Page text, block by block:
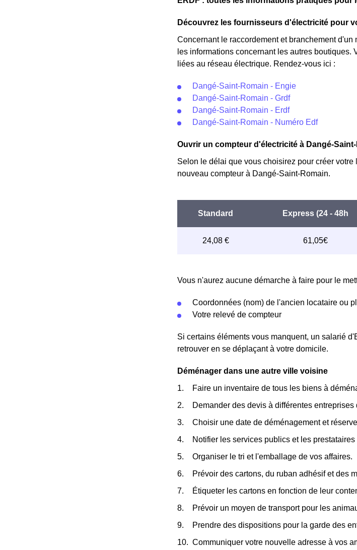
Découvrez les fournisseurs d'électricité pour
Concernant le raccordement et branchement
les informations concernant les autres
liées au réseau électrique. Rendez-vous ici :
Dangé-Saint-Romain - Engie
Dangé-Saint-Romain - Grdf
Dangé-Saint-Romain - Erdf
Dangé-Saint-Romain - Numéro Edf
Ouvrir un compteur d'électricité à Dangé-
Selon le délai que vous choisirez pour créer
nouveau compteur à Dangé-Saint-Romain.
Vous n'aurez aucune démarche à faire pour le
Coordonnées (nom) de l'ancien locataire ou
Votre relevé de compteur
Si certains éléments vous manquent, un salarié
retrouver en se déplaçant à votre domicile.
Déménager dans une autre ville voisine
Faire un inventaire de tous les biens à
Demander des devis à différentes entreprises
Choisir une date de déménagement et
Notifier les services publics et les
Organiser le tri et l'emballage de vos affaires.
Prévoir des cartons, du ruban adhésif et des
Étiqueter les cartons en fonction de leur
Prévoir un moyen de transport pour les
Prendre des dispositions pour la garde des
Communiquer votre nouvelle adresse à vos